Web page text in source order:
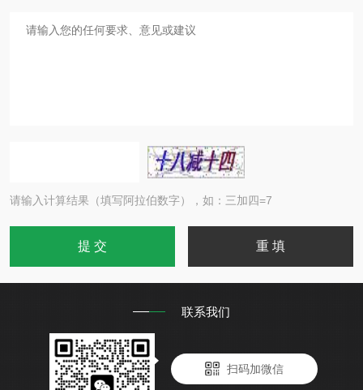
请输入计算结果（填写阿拉伯数字），如：三加四=7
联系我们
扫码加微信